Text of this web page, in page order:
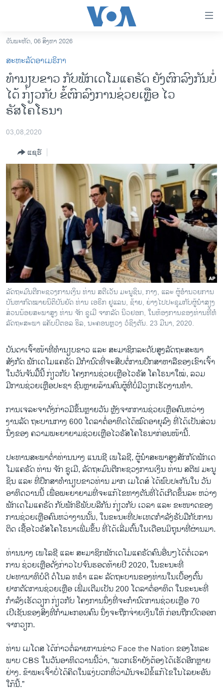
ເຂົ້າ
ຫາ
ຂ້າມ
ຂ້າມ
ໄປ
ຫາ
ຊອກ
ລາວ
ອາເມຣິກາ
ການເລືອກຕັ້ງ ປະທານາທີບໍດີ ສະຫະລັດ 2024
ອິດສະຫຼະພາບດ້ານການຂ່າວ
ຊີວິດຊາວລາວ
ຊຸມຊົນຊາວລາວ
ວິທະຍາສາດ-ເທັກໂນໂລຈີ
ທຸລະກິດ
ພາສາອັງກິດ
ວີດີໂອ
ສຽງ
ລາຍການກະຈາຍສຽງ
ຕິດຕາມພວກເຮົາ ທີ່
ພາສາຕ່າງໆ
ວັນພະຫັດ, 06 ສິງຫາ 2026
ສະຫະລັດອາເມຣິກາ
ທຳນຽບຂາວ ກັບພັກເດໂມແຄຣັດ ຍັງຕົກລົງກັນບໍ່
ໄດ້ ກ່ຽວກັບ ຂໍ້ຕົກລົງການຊ່ວຍເຫຼືອ ໄວ
ຣັສໂຄໂຣນາ
03,08,2020
ແຊຣ໌
ລັດຖະມົນຕີກະຊວງການເງິນ ທ່ານ ສຕີເວັນ ມະນູຊິນ, ກາງ, ແລະ ຜູ້ອຳນວຍການ
ບັນຫາກົດໝາຍນິຕິບັນຍັດ ທ່ານ ເອຣິກ ຢູແລນ, ຊ້າຍ, ຍ່າງໄປປະຊຸມກັບຜູ້ນຳສຽງ
ສ່ວນນ້ອຍສະພາສູງ ທ່ານ ຈັກ ຊູເມີ ຈາກລັດ ນິວຢອກ, ໃນຫ້ອງການຂອງທ່ານທີ່ຫໍ
ລັດຖະສະພາ ແຄັບປິຕອລ ຮິລ, ນະຄອນຫຼວງ ວໍຊິງຕັນ. 23 ມີນາ, 2020.
ບັນດາເຈົ້າໜ້າທີ່ທຳນຽບຂາວ ແລະ ສະມາຊິກລະດັບສູງລັດຖະສະພາ
ສັງກັດ ພັກເດໂມແຄຣັດ ມີກຳນົດທີ່ຈະສືບຕໍ່ການປຶກສາຫາລືຂອງເຂົາເຈົ້າ
ໃນວັນຈັນມື້ນີ້ ກ່ຽວກັບ ໂຄງການຊ່ວຍເຫຼືອໄວຣັສ ໂຄໂຣນາໃໝ່, ລວມ
ມີການຊ່ວຍເຫຼືອປະຊາ ຊົນຫຼາຍລ້ານຄົນຜູ້ທີ່ບໍ່ມີວຽກເຮັດງານທຳ.
ການເຈລະຈາດັ່ງກ່າວມີຂຶ້ນຫຼາຍວັນ ຫຼັງຈາກການຊ່ວຍເຫຼືອຄົນຫວ່າງ
ງານລັດ ຖະບານກາງ 600 ໂດລາຕໍ່ອາທິດໄດ້ໝົດອາຍຸລົງ ທີ່ໄດ້ເປັນສ່ວນ
ນຶ່ງຂອງ ຄວາມພະຍາຍາມຊ່ວຍເຫຼືອໄວຣັສໂຄໂຣນາກ່ອນໜ້ານີ້.
ປະທານສະພາຕໍ່າທ່ານນາງ ແນນຊີ ເພໂລຊີ, ຜູ້ນຳສະພາສູງສັກກັດພັກເດ
ໂມແຄຣັດ ທ່ານ ຈັກ ຊູເມີ, ລັດຖະມົນຕີກະຊວງການເງິນ ທ່ານ ສຕີຟ ມະນູ
ຊິນ ແລະ ທີ່ປຶກສາທຳນຽບຂາວທ່ານ ມາກ ເມໂດສ໌ ໄດ້ພົບປະກັນໃນ ວັນ
ອາທິດວານນີ້ ເພື່ອພະຍາຍາມທີ່ຈະແກ້ໄຂທາງຕັນທີ່ໄດ້ເກີດຂຶ້ນລະ ຫວ່າງ
ພັກເດໂມແຄຣັດ ກັບພັກຣີພັບບລີກັນ ກ່ຽວກັບ ເວລາ ແລະ ຂະໜາດຂອງ
ການຊ່ວຍເຫຼືອຄົນຫວ່າງານນັ້ນ, ໃນຂະນະທີ່ປະເທດກຳລັງຮັບມືກັບການ
ຕິດ ເຊື້ອໄວຣັສໂຄໂຣນາເພີ່ມຂຶ້ນ ທີ່ໄດ້ເລີ່ມຕົ້ນໃນເດືອນມິຖຸນາທີ່ຜ່ານມາ.
ທ່ານນາງ ເພໂລຊີ ແລະ ສະມາຊິກພັກເດໂມແຄຣັດຄົນອື່ນໆໄດ້ຕໍ່ເວລາ
ການ ຊ່ວຍເຫຼືອດັ່ງກ່າວໄປຈົນຮອດທ້າຍປີ 2020, ໃນຂະນະທີ່
ປະທານາທິບໍດີ ດໍໂນລ ທຣຳ ແລະ ລັດຖະບານຂອງທ່ານໃນເບື້ອງຕົ້ນ
ຢາກຕັດການຊ່ວຍເຫຼືອ ເພີ່ມເຕີມເປັນ 200 ໂດລາຕໍ່ອາທິດ ໃນຂະນະທີ່
ກຳລັງເຮັດວຽກ ກ່ຽວກັບ ໂຄງການນຶ່ງທີ່ຈະກຳນົດການຊ່ວຍເຫຼືອ 70
ເປີເຊັນຂອງສິ່ງທີ່ກຳມະກອນຄົນ ນຶ່ງຈະຖືກຈ່າຍເງິນໃຫ້ ກ່ອນຖືກປົດອອກ
ຈາກວຽກ.
ທ່ານ ເມໂດສ ໄດ້ກ່າວຕໍ່ລາຍການຂ່າວ Face the Nation ຂອງໂທລະ
ພາບ CBS ໃນວັນອາທິດວານນີ້ວ່າ, “ພວກເຮົາຍັງຕ້ອງໄດ້ເຮັດອີກຫຼາຍ
ຢ່າງ. ຂ້າພະເຈົ້າບໍ່ໄດ້ຄິດໃນແງ່ບວກທີ່ວ່າມັນຈະມີຂໍ້ແກ້ໄຂໃນໄລຍະອັນ
ໃກ້ນີ້.”